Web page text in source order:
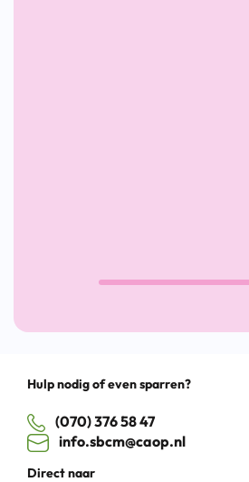
Drag
Hulp nodig of even sparren?
(070) 376 58 47
info.sbcm@caop.nl
Direct naar